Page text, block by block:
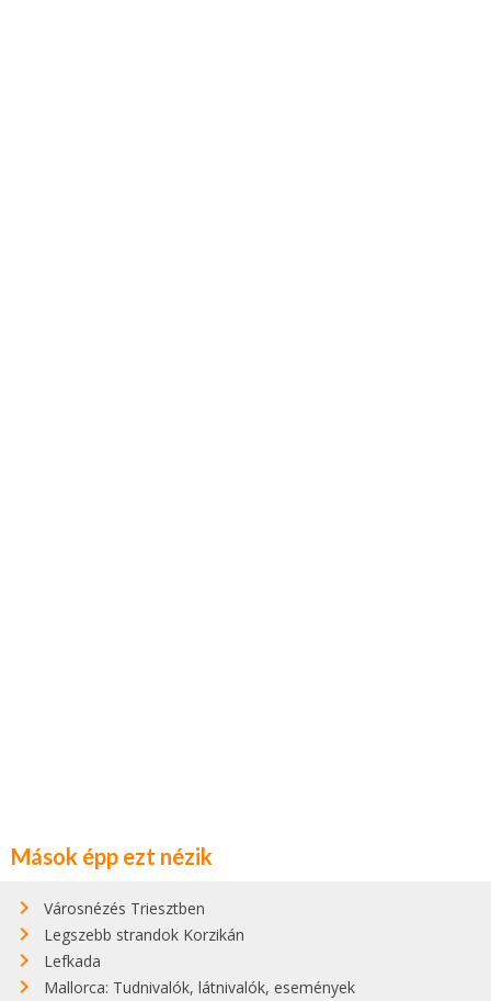
Mások épp ezt nézik
Városnézés Triesztben
Legszebb strandok Korzikán
Lefkada
Mallorca: Tudnivalók, látnivalók, események